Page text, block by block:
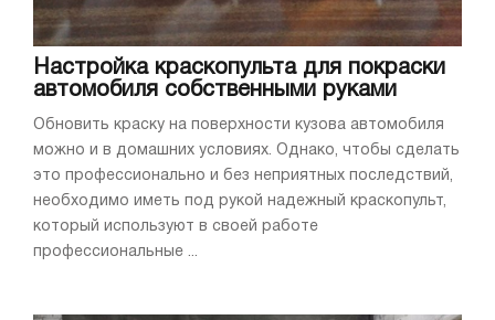
Настройка краскопульта для покраски
автомобиля собственными руками
Обновить краску на поверхности кузова автомобиля
можно и в домашних условиях. Однако, чтобы сделать
это профессионально и без неприятных последствий,
необходимо иметь под рукой надежный краскопульт,
который используют в своей работе
профессиональные ...